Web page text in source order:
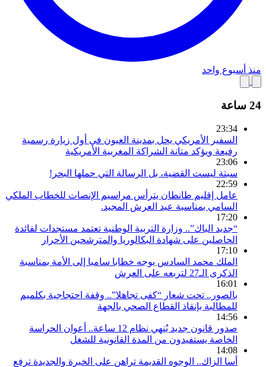
منذ أسبوع واحد
24 ساعة
23:34
السفير الأمريكي يحل بمدينة العيون في أول زيارة رسمية
رفيعة ويؤكد متانة الشراكة المغربية الأمريكية
23:06
سبتة ليست القضية، بل الرسالة التي حملها البحر!
22:59
عامل إقليم طانطان يترأس مراسيم الإنصات للخطاب الملكي
السامي بمناسبة عيد العرش المجيد.
17:20
“جديد الباك”.. وزارة التربية الوطنية تعتمد مستجدات لفائدة
الحاصلين على شهادة البكالوريا والمترشحين الأحرار
17:10
الملك محمد السادس يوجه خطابا ساميا إلى الأمة بمناسبة
الذكرى الـ27 لتربعه على العرش
16:01
بالصور.. تحت شعار “كفى تجاهلا”.. وقفة احتجاجية بكلميم
للمطالبة بإنقاذ القطاع الصحي بالجهة
14:56
صدور قانون جديد يُنهي نظام 12 ساعة.. أعوان الحراسة
الخاصة يستفيدون من المدة القانونية للشغل
14:08
أسا الزاك.. الوجوه القديمة تراهن على الخبرة والجديدة ترفع